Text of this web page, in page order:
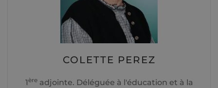
COLETTE PEREZ
1èreadjointe. Déléguée à l'éducation et à la